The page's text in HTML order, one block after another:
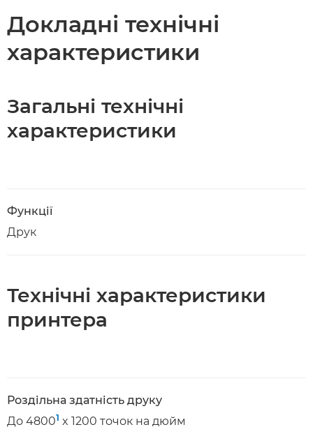
Докладні технічні
характеристики
Загальні технічні
характеристики
Функції
Друк
Технічні характеристики
принтера
Роздільна здатність друку
До 48001 x 1200 точок на дюйм